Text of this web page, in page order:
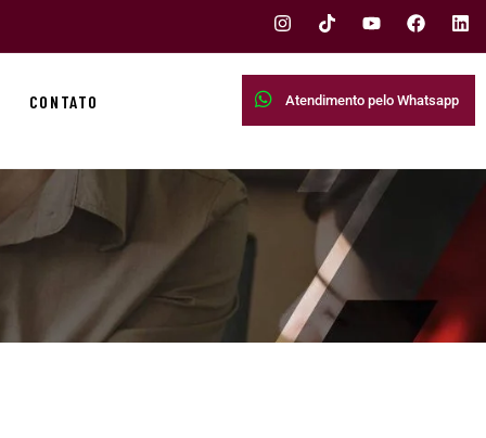
CONTATO Atendimento pelo Whatsapp